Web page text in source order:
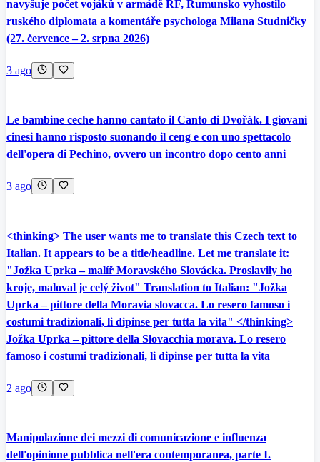
navyšuje počet vojáků v armádě RF, Rumunsko vyhostilo
ruského diplomata a komentáře psychologa Milana Studničky
(27. července – 2. srpna 2026)
3 ago
Le bambine ceche hanno cantato il Canto di Dvořák. I giovani
cinesi hanno risposto suonando il ceng e con uno spettacolo
dell'opera di Pechino, ovvero un incontro dopo cento anni
3 ago
<thinking> The user wants me to translate this Czech text to
Italian. It appears to be a title/headline. Let me translate it:
"Jožka Uprka – malíř Moravského Slovácka. Proslavily ho
kroje, maloval je celý život" Translation to Italian: "Jožka
Uprka – pittore della Moravia slovacca. Lo resero famoso i
costumi tradizionali, li dipinse per tutta la vita" </thinking>
Jožka Uprka – pittore della Slovacchia morava. Lo resero
famoso i costumi tradizionali, li dipinse per tutta la vita
2 ago
Manipolazione dei mezzi di comunicazione e influenza
dell'opinione pubblica nell'era contemporanea, parte I.